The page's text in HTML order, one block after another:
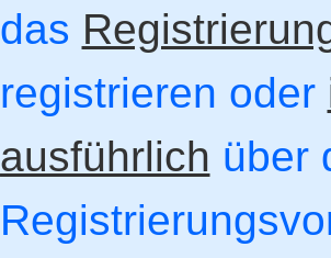
das
registrieren oder
ausführlich über